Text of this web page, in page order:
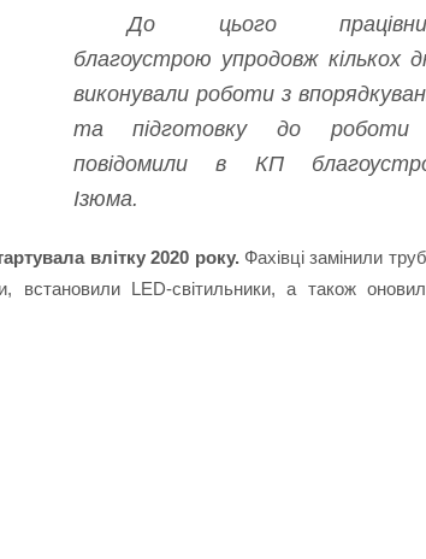
До цього
благоустрою упродовж кількох
виконували роботи з
та підготовку до
повідомили в КП
Ізюма.
влітку 2020 року.Фахівці замінили
встановили LED-світильники, а також